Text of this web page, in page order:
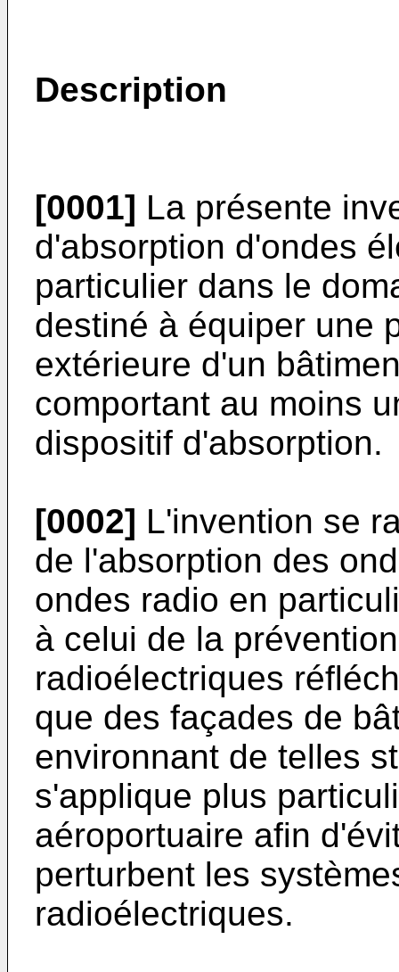
Description
[0001] La présente
d'absorption d'ondes
particulier dans le
destiné à équiper une
extérieure d'un
comportant au moins
dispositif d'absorption.
[0002] L'invention se
de l'absorption des
ondes radio en
à celui de la
radioélectriques
que des façades de
environnant de telles
s'applique plus
aéroportuaire afin
perturbent les
radioélectriques.